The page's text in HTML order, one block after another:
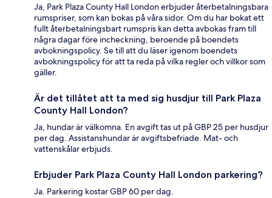
Ja, Park Plaza County Hall London erbjuder återbetalningsbara
rumspriser, som kan bokas på våra sidor. Om du har bokat ett
fullt återbetalningsbart rumspris kan detta avbokas fram till
några dagar före incheckning, beroende på boendets
avbokningspolicy. Se till att du läser igenom boendets
avbokningspolicy för att ta reda på vilka regler och villkor som
gäller.
Är det tillåtet att ta med sig husdjur till Park Plaza
County Hall London?
Ja, hundar är välkomna. En avgift tas ut på GBP 25 per husdjur
per dag. Assistanshundar är avgiftsbefriade. Mat- och
vattenskålar erbjuds.
Erbjuder Park Plaza County Hall London parkering?
Ja. Parkering kostar GBP 60 per dag.